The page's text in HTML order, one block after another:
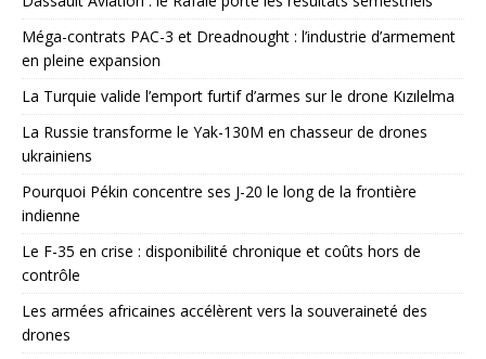
Méga-contrats PAC-3 et Dreadnought : l’industrie d’armement
en pleine expansion
La Turquie valide l’emport furtif d’armes sur le drone Kızılelma
La Russie transforme le Yak-130M en chasseur de drones
ukrainiens
Pourquoi Pékin concentre ses J-20 le long de la frontière
indienne
Le F-35 en crise : disponibilité chronique et coûts hors de
contrôle
Les armées africaines accélèrent vers la souveraineté des
drones